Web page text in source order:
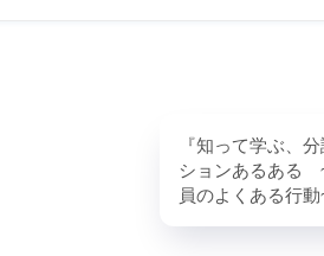
『知って学ぶ、
ションあるある
員のよくある行